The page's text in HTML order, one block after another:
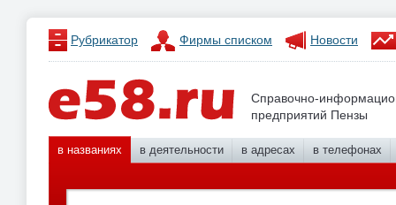
Рубрикатор Фирмы списком Новости
Справочно-
предприятий Пензы
в названиях в деятельности в адресах в телефонах